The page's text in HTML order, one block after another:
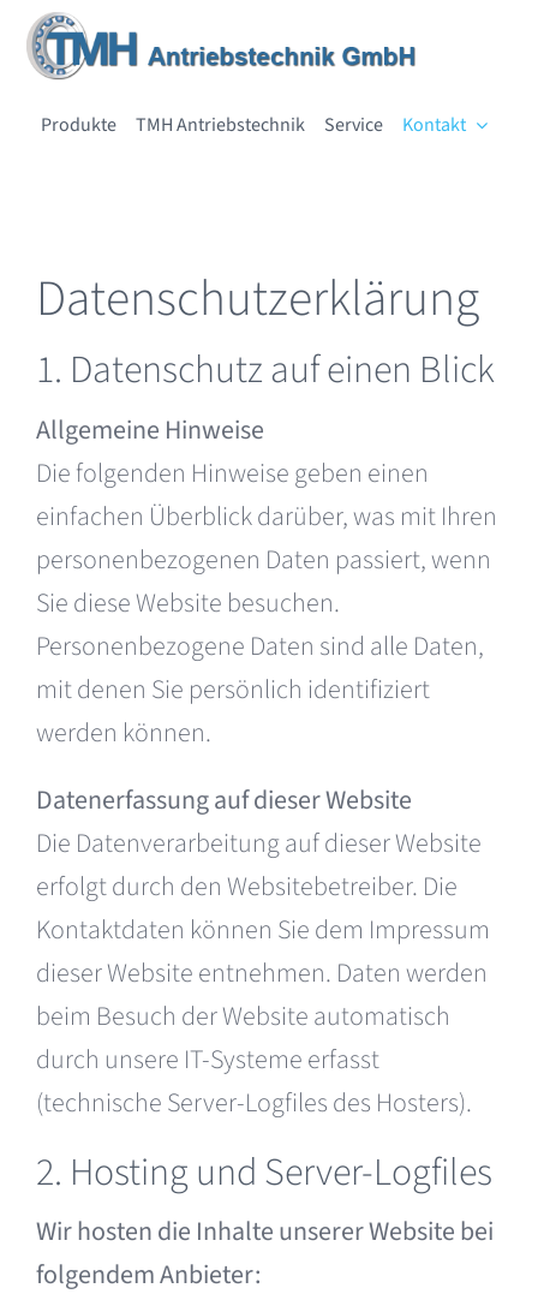
Skip
contentProdukte TMH Antriebstechnik Service Kontakt
Datenschutzerklärung
1. Datenschutz auf einen Blick
Allgemeine Hinweise
Die folgenden Hinweise geben einen
einfachen Überblick darüber, was mit Ihren
personenbezogenen Daten passiert, wenn
Sie diese Website besuchen.
Personenbezogene Daten sind alle Daten,
mit denen Sie persönlich identifiziert
werden können.
Datenerfassung auf dieser Website
Die Datenverarbeitung auf dieser Website
erfolgt durch den Websitebetreiber. Die
Kontaktdaten können Sie dem Impressum
dieser Website entnehmen. Daten werden
beim Besuch der Website automatisch
durch unsere IT-Systeme erfasst
(technische Server-Logfiles des Hosters).
2. Hosting und Server-Logfiles
Wir hosten die Inhalte unserer Website bei
folgendem Anbieter: